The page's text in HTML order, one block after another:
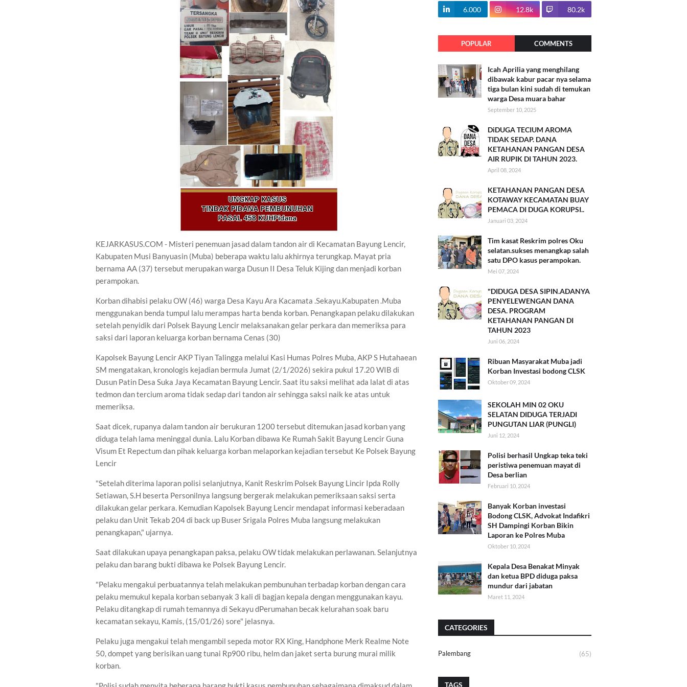
KEJARKASUS.COM - Misteri penemuan jasad dalam tandon air di Kecamatan Bayung Lencir,
Kabupaten Musi Banyuasin (Muba) beberapa waktu lalu akhirnya terungkap. Mayat pria
bernama AA (37) tersebut merupakan warga Dusun II Desa Teluk Kijing dan menjadi korban
perampokan.
Korban dihabisi pelaku OW (46) warga Desa Kayu Ara Kacamata .Sekayu.Kabupaten .Muba
menggunakan benda tumpul lalu merampas harta benda korban. Penangkapan pelaku dilakukan
setelah penyidik dari Polsek Bayung Lencir melaksanakan gelar perkara dan memeriksa para
saksi dari laporan keluarga korban bernama Cenas (30)
Kapolsek Bayung Lencir AKP Tiyan Talingga melalui Kasi Humas Polres Muba, AKP S Hutahaean
SM mengatakan, kronologis kejadian bermula Jumat (2/1/2026) sekira pukul 17.20 WIB di
Dusun Patin Desa Suka Jaya Kecamatan Bayung Lencir. Saat itu saksi melihat ada lalat di atas
tedmon dan tercium aroma tidak sedap dari tandon air sehingga saksi naik ke atas untuk
memeriksa.
Saat dicek, rupanya dalam tandon air berukuran 1200 tersebut ditemukan jasad korban yang
diduga telah lama meninggal dunia. Lalu Korban dibawa Ke Rumah Sakit Bayung Lencir Guna
Visum Et Repectum dan pihak keluarga korban melaporkan kejadian tersebut Ke Polsek Bayung
Lencir
"Setelah diterima laporan polisi selanjutnya, Kanit Reskrim Polsek Bayung Lincir Ipda Rolly
Setiawan, S.H beserta Personilnya langsung bergerak melakukan pemeriksaan saksi serta
dilakukan gelar perkara. Kemudian Kapolsek Bayung Lencir mendapat informasi keberadaan
pelaku dan Unit Tekab 204 di back up Buser Srigala Polres Muba langsung melakukan
penangkapan," ujarnya.
Saat dilakukan upaya penangkapan paksa, pelaku OW tidak melakukan perlawanan. Selanjutnya
pelaku dan barang bukti dibawa ke Polsek Bayung Lencir.
"Pelaku mengakui perbuatannya telah melakukan pembunuhan terbadap korban dengan cara
pelaku memukul kepala korban sebanyak 3 kali di bagjan kepala dengan menggunakan kayu.
Pelaku ditangkap di rumah temannya di Sekayu dPerumahan becak kelurahan soak baru
kecamatan sekayu, Kamis, (15/01/26) sore" jelasnya.
Pelaku juga mengakui telah mengambil sepeda motor RX King, Handphone Merk Realme Note
50, dompet yang berisikan uang tunai Rp900 ribu, helm dan jaket serta burung murai milik
korban.
100.7k
6.000 12.8k 80.2k
POPULAR COMMENTS
Icah Aprilia yang menghilang
dibawak kabur pacar nya selama
tiga bulan kini sudah di temukan
warga Desa muara bahar
September 10, 2025
DiDUGA TECIUM AROMA
TIDAK SEDAP. DANA
KETAHANAN PANGAN DESA
AIR RUPIK DI TAHUN 2023.
April 08, 2024
KETAHANAN PANGAN DESA
KOTAWAY KECAMATAN BUAY
PEMACA DI DUGA KORUPSI..
Januari 03, 2024
Tim kasat Reskrim polres Oku
selatan.sukses menangkap salah
satu DPO kasus perampokan.
Mei 07, 2024
"DIDUGA DESA SIPIN.ADANYA
PENYELEWENGAN DANA
DESA. PROGRAM
KETAHANAN PANGAN DI
TAHUN 2023
Juni 06, 2024
Ribuan Masyarakat Muba jadi
Korban Investasi bodong CLSK
Oktober 09, 2024
SEKOLAH MIN 02 OKU
SELATAN DIDUGA TERJADI
PUNGUTAN LIAR (PUNGLI)
Juni 12, 2024
Polisi berhasil Ungkap teka teki
peristiwa penemuan mayat di
Desa berlian
Februari 10, 2024
Banyak Korban investasi
Bodong CLSK, Advokat Indafikri
SH Dampingi Korban Bikin
Laporan ke Polres Muba
Oktober 10, 2024
Kepala Desa Benakat Minyak
dan ketua BPD diduga paksa
mundur dari jabatan
Maret 11, 2024
CATEGORIES
Palembang (65)
TAGS